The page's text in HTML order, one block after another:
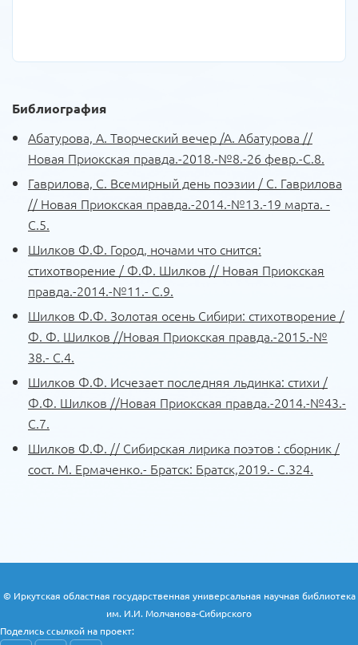
стихи, посвящённые одноклассникам или памятным
вышел в свет сборник стихов «Городская лирика
сибирских поэтов», где помещены и стихотворения
Фёдора Шилкова.
Кроме поэзии Фёдор Фёдорович увлекается
его словам, в молодые годы он был близко знаком с
Нани Брегвадзе, Ренатом Ибрагимовым, Надеждой
Чепрага и Иосифом Кобзоном.
Фёдор Фёдорович Шилков знаток истории родного
края, поэтому он частый гость библиотечного клуба
«Краевед» и литературного объединения «Свиток».
Гаврилова С. В.
Библиография
Абатурова, А. Творческий вечер /А. Абатурова //
Новая Приокская правда.-2018.-№8.-26 февр.-С.8.
Гаврилова, С. Всемирный день поэзии / С. Гаврилова
// Новая Приокская правда.-2014.-№13.-19 марта. -
С.5.
Шилков Ф.Ф. Город, ночами что снится:
стихотворение / Ф.Ф. Шилков // Новая Приокская
правда.-2014.-№11.- С.9.
Шилков Ф.Ф. Золотая осень Сибири: стихотворение /
Ф. Ф. Шилков //Новая Приокская правда.-2015.-№
38.- С.4.
Шилков Ф.Ф. Исчезает последняя льдинка: стихи /
Ф.Ф. Шилков //Новая Приокская правда.-2014.-№43.-
С.7.
Шилков Ф.Ф. // Сибирская лирика поэтов : сборник /
сост. М. Ермаченко.- Братск: Братск,2019.- С.324.
© Иркутская областная государственная универсальная научная библиотека
им. И.И. Молчанова-Сибирского
Поделисьссылкой на проект: